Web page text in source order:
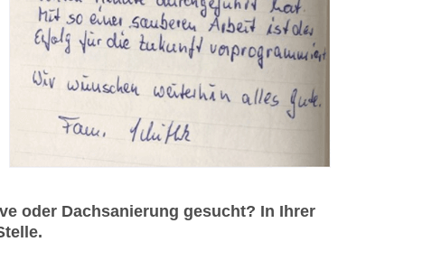
oder Dachsanierung gesucht? In Ihrer